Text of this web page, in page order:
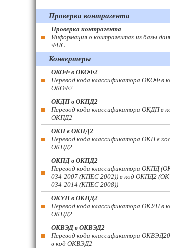
Проверка контрагента
Проверка контрагента
Информация о контрагентах из базы
ФНС
Конвертеры
ОКОФ в ОКОФ2
Перевод кода классификатора ОКОФ в
ОКОФ2
ОКДП в ОКПД2
Перевод кода классификатора ОКДП в
ОКПД2
ОКП в ОКПД2
Перевод кода классификатора ОКП в
ОКПД2
ОКПД в ОКПД2
Перевод кода классификатора ОКПД
034-2007 (КПЕС 2002)) в код ОКПД2 (ОК
034-2014 (КПЕС 2008))
ОКУН в ОКПД2
Перевод кода классификатора ОКУН в
ОКПД2
ОКВЭД в ОКВЭД2
Перевод кода классификатора
в код ОКВЭД2